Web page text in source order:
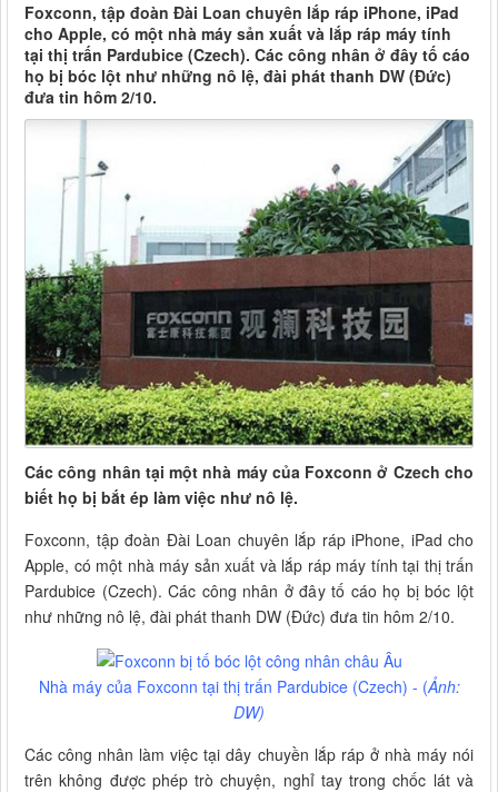
Foxconn, tập đoàn Đài Loan chuyên lắp ráp iPhone, iPad
cho Apple, có một nhà máy sản xuất và lắp ráp máy tính
tại thị trấn Pardubice (Czech). Các công nhân ở đây tố cáo
họ bị bóc lột như những nô lệ, đài phát thanh DW (Đức)
đưa tin hôm 2/10.
Các công nhân tại một nhà máy của Foxconn ở Czech cho
biết họ bị bắt ép làm việc như nô lệ.
Foxconn, tập đoàn Đài Loan chuyên lắp ráp iPhone, iPad cho
Apple, có một nhà máy sản xuất và lắp ráp máy tính tại thị trấn
Pardubice (Czech). Các công nhân ở đây tố cáo họ bị bóc lột
như những nô lệ, đài phát thanh DW (Đức) đưa tin hôm 2/10.
Nhà máy của Foxconn tại thị trấn Pardubice (Czech) - (Ảnh:
DW)
Các công nhân làm việc tại dây chuyền lắp ráp ở nhà máy nói
trên không được phép trò chuyện, nghỉ tay trong chốc lát và